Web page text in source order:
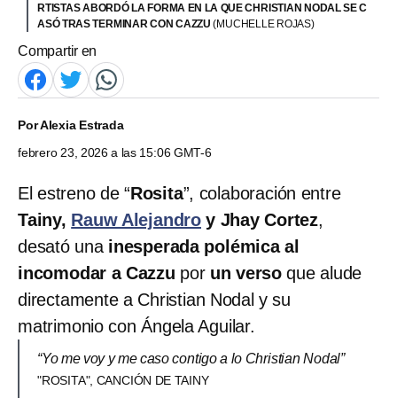
RTISTAS ABORDÓ LA FORMA EN LA QUE CHRISTIAN NODAL SE C
ASÓ TRAS TERMINAR CON CAZZU(MUCHELLE ROJAS)
Compartir en
PorAlexia Estrada
febrero 23, 2026 a las 15:06 GMT-6
El estreno de “Rosita”, colaboración entre
Tainy, Rauw Alejandro y Jhay Cortez,
desató unainesperada polémica al
incomodar a Cazzu por un verso que alude
directamente a Christian Nodal y su
matrimonio con Ángela Aguilar.
“Yo me voy y me caso contigo a lo Christian Nodal”
"ROSITA", CANCIÓN DE TAINY